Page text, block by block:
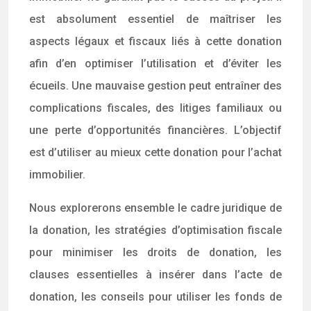
est absolument essentiel de maîtriser les
aspects légaux et fiscaux liés à cette donation
afin d’en optimiser l’utilisation et d’éviter les
écueils. Une mauvaise gestion peut entraîner des
complications fiscales, des litiges familiaux ou
une perte d’opportunités financières. L’objectif
est d’utiliser au mieux cette donation pour l’achat
immobilier.
Nous explorerons ensemble le cadre juridique de
la donation, les stratégies d’optimisation fiscale
pour minimiser les droits de donation, les
clauses essentielles à insérer dans l’acte de
donation, les conseils pour utiliser les fonds de